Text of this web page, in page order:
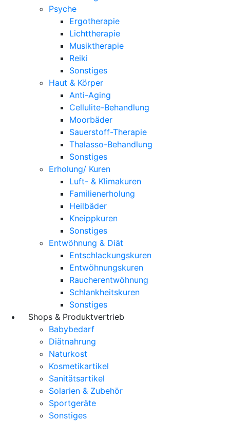
Psyche
Ergotherapie
Lichttherapie
Musiktherapie
Reiki
Sonstiges
Haut & Körper
Anti-Aging
Cellulite-Behandlung
Moorbäder
Sauerstoff-Therapie
Thalasso-Behandlung
Sonstiges
Erholung/ Kuren
Luft- & Klimakuren
Familienerholung
Heilbäder
Kneippkuren
Sonstiges
Entwöhnung & Diät
Entschlackungskuren
Entwöhnungskuren
Raucherentwöhnung
Schlankheitskuren
Sonstiges
Shops & Produktvertrieb
Babybedarf
Diätnahrung
Naturkost
Kosmetikartikel
Sanitätsartikel
Solarien & Zubehör
Sportgeräte
Sonstiges